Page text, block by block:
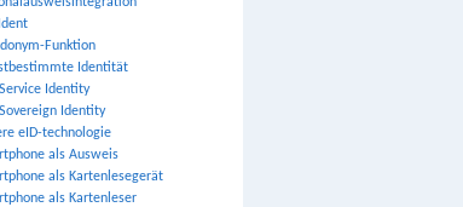
Funktion
Identität
Identity
Identity
eID-technologie
als Ausweis
als Kartenlesegerät
als Kartenleser